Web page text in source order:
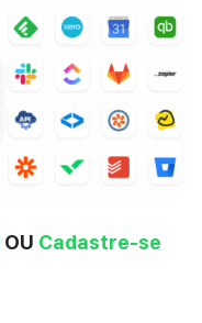
OU Cadastre-se